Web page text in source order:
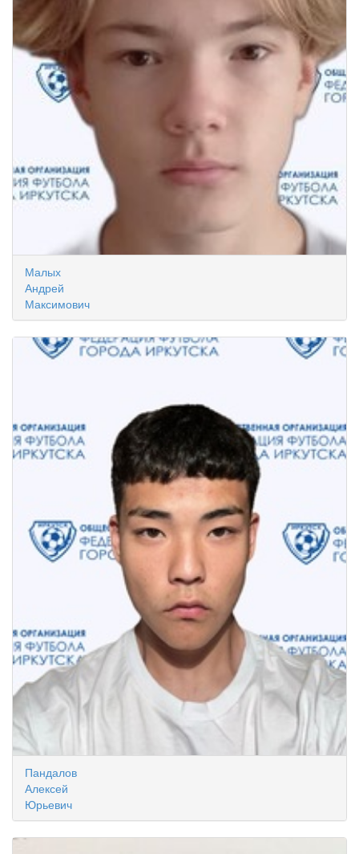
Малых
Андрей
Максимович
Пандалов
Алексей
Юрьевич